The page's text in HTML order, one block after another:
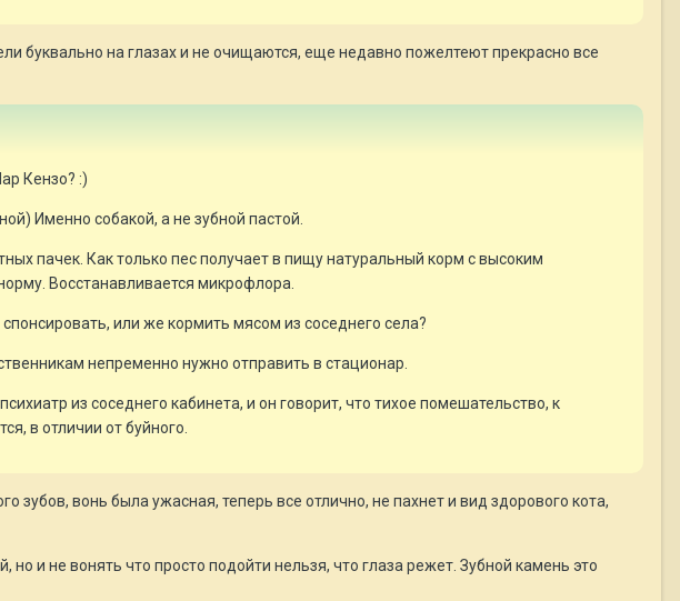
буквально на глазах и не очищаются, еще недавно пожелтеют прекрасно все
Кензо? :)
Именно собакой, а не зубной пастой.
пачек. Как только пес получает в пищу натуральный корм с высоким
Восстанавливается микрофлора.
или же кормить мясом из соседнего села?
непременно нужно отправить в стационар.
из соседнего кабинета, и он говорит, что тихое помешательство, к
в отличии от буйного.
вонь была ужасная, теперь все отлично, не пахнет и вид здорового кота,
и не вонять что просто подойти нельзя, что глаза режет. Зубной камень это